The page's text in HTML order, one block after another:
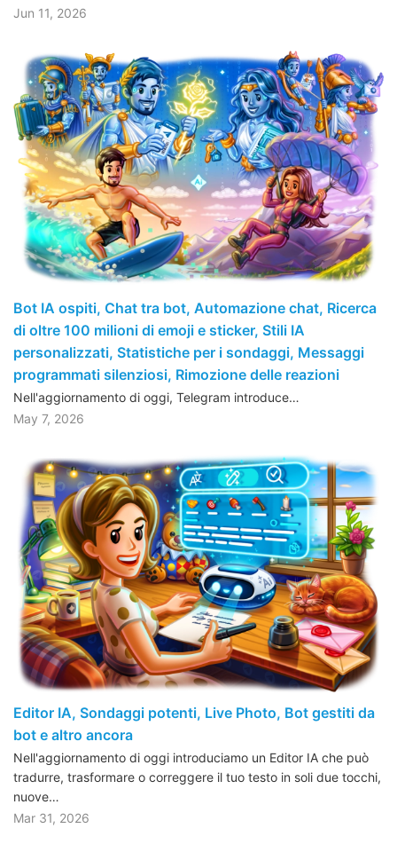
Jun 11, 2026
Bot IA ospiti, Chat tra bot, Automazione chat, Ricerca
di oltre 100 milioni di emoji e sticker, Stili IA
personalizzati, Statistiche per i sondaggi, Messaggi
programmati silenziosi, Rimozione delle reazioni
Nell'aggiornamento di oggi, Telegram introduce…
May 7, 2026
Editor IA, Sondaggi potenti, Live Photo, Bot gestiti da
bot e altro ancora
Nell'aggiornamento di oggi introduciamo un Editor IA che può
tradurre, trasformare o correggere il tuo testo in soli due tocchi,
nuove…
Mar 31, 2026